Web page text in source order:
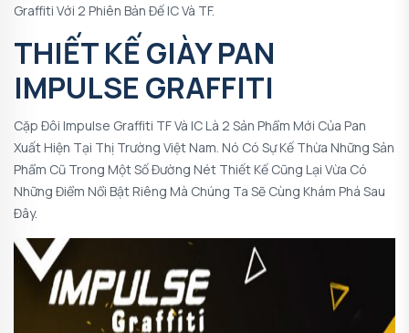
Graffiti Với 2 Phiên Bản Đế IC Và TF.
THIẾT KẾ GIÀY PAN
IMPULSE GRAFFITI
Cặp Đôi Impulse Graffiti TF Và IC Là 2 Sản Phẩm Mới Của Pan
Xuất Hiện Tại Thị Trường Việt Nam. Nó Có Sự Kế Thừa Những Sản
Phẩm Cũ Trong Một Số Đường Nét Thiết Kế Cũng Lại Vừa Có
Những Điểm Nổi Bật Riêng Mà Chúng Ta Sẽ Cùng Khám Phá Sau
Đây.